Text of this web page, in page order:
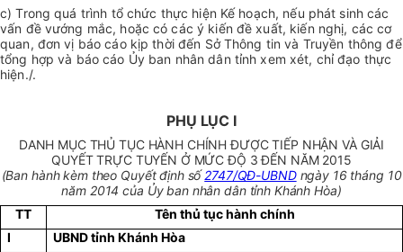
c) Trong quá trình tổ chức thực hiện Kế hoạch, nếu phát sinh các
vấn đề vướng mắc, hoặc có các ý kiến đề xuất, kiến nghị, các cơ
quan, đơn vị báo cáo kịp thời đến Sở Thông tin và Truyền thông để
tổng hợp và báo cáo Ủy ban nhân dân tỉnh xem xét, chỉ đạo thực
hiện./.
PHỤ LỤC I
DANH MỤC THỦ TỤC HÀNH CHÍNH ĐƯỢC TIẾP NHẬN VÀ GIẢI
QUYẾT TRỰC TUYẾN Ở MỨC ĐỘ 3 ĐẾN NĂM 2015
(Ban hành kèm theo Quyết định số2747/QĐ-UBNDngày 16 tháng 10
năm 2014 của Ủy ban nhân dân tỉnh Khánh Hòa)
TT
Tên thủ tục hành chính
I
UBND tỉnh Khánh Hòa